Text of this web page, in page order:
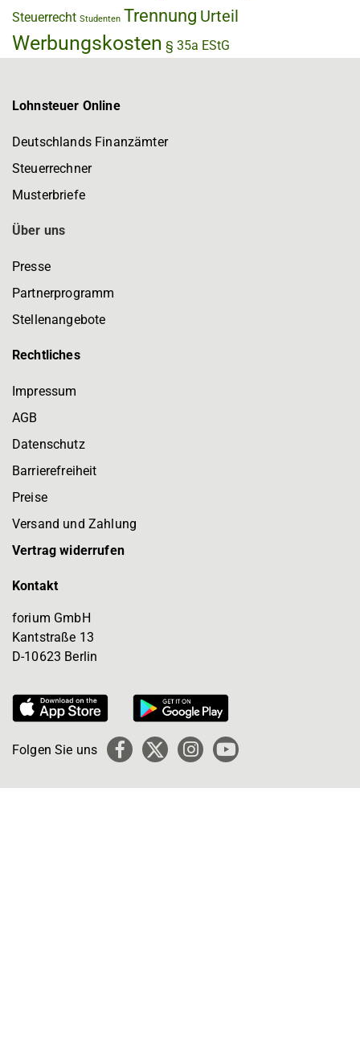
Steuerrecht Studenten Trennung Urteil
Werbungskosten § 35a EStG
Lohnsteuer Online
Deutschlands Finanzämter
Steuerrechner
Musterbriefe
Über uns
Presse
Partnerprogramm
Stellenangebote
Rechtliches
Impressum
AGB
Datenschutz
Barrierefreiheit
Preise
Versand und Zahlung
Vertrag widerrufen
Kontakt
forium GmbH
Kantstraße 13
D-10623 Berlin
Folgen Sie uns Facebook
X
Instagram